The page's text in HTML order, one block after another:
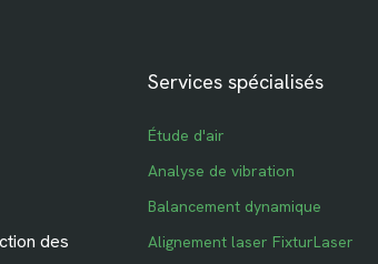
des
Services spécialisés
Étude d'air
Analyse de vibration
Balancement dynamique
Alignement laser FixturLaser